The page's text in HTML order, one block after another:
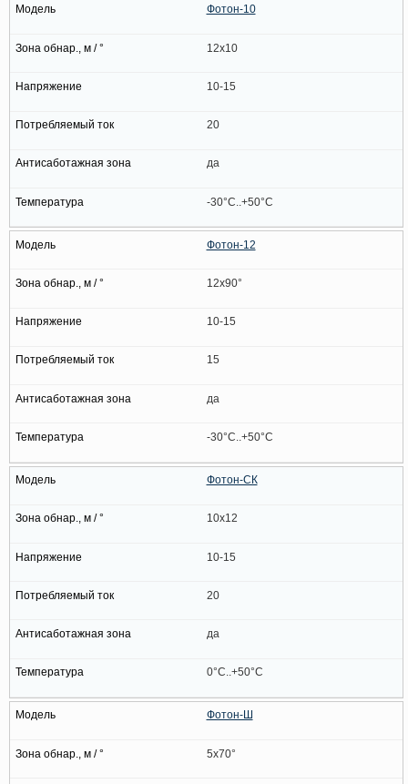
Фотон-10
12x10
10-15
20
да
-30°C..+50°C
Фотон-12
12x90°
10-15
15
да
-30°C..+50°C
Фотон-СК
10x12
10-15
20
да
0°C..+50°C
Фотон-Ш
5x70°